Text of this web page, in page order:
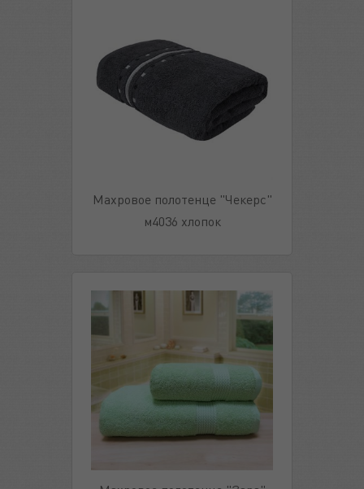
Махровое полотенце "Чекерс"
м4036 хлопок